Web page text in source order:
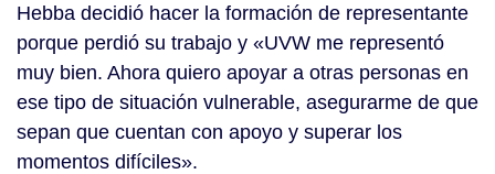
Hebba decidió hacer la formación de representante
porque perdió su trabajo y «UVW me representó
muy bien. Ahora quiero apoyar a otras personas en
ese tipo de situación vulnerable, asegurarme de que
sepan que cuentan con apoyo y superar los
momentos difíciles».